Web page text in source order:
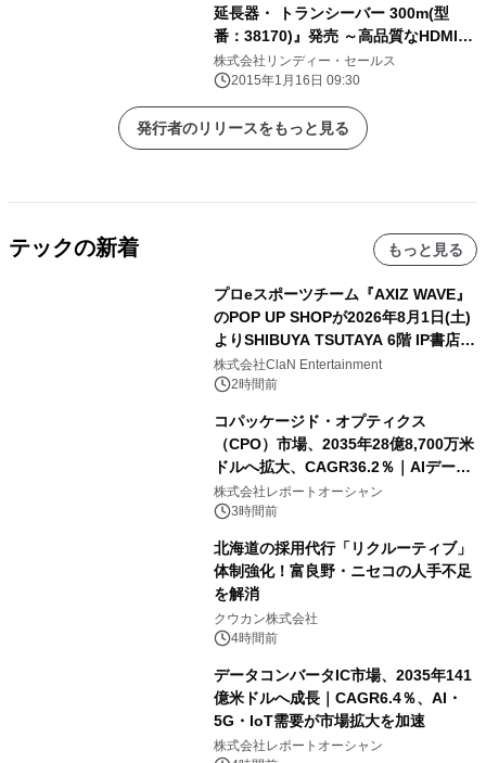
延長器・ トランシーバー 300m(型
番：38170)』発売 ～高品質なHDMI信
号を保ったまま300mまでの長距離伝
送を実現～
株式会社リンディー・セールス
2015年1月16日 09:30
発行者のリリースをもっと見る
テックの新着 もっと見る
プロeスポーツチーム『AXIZ WAVE』
のPOP UP SHOPが2026年8月1日(土)
よりSHIBUYA TSUTAYA 6階 IP書店で
開催決定！！
株式会社ClaN Entertainment
2時間前
コパッケージド・オプティクス
（CPO）市場、2035年28億8,700万米
ドルへ拡大、CAGR36.2％｜AIデータ
センター・高速光通信需要が成長を加
速
株式会社レポートオーシャン
3時間前
北海道の採用代行「リクルーティブ」
体制強化！富良野・ニセコの人手不足
を解消
クウカン株式会社
4時間前
データコンバータIC市場、2035年141
億米ドルへ成長｜CAGR6.4％、AI・
5G・IoT需要が市場拡大を加速
株式会社レポートオーシャン